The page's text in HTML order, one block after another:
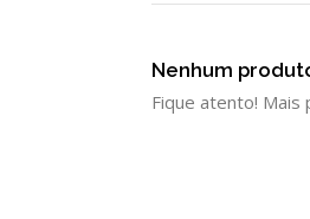
Nenhum
Fique atento!